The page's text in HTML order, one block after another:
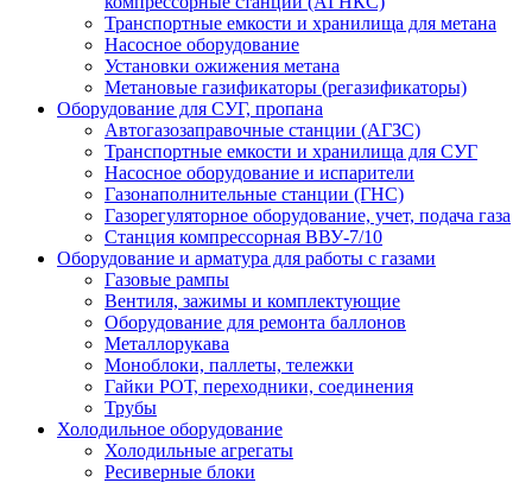
Транспортные емкости и хранилища для метана
Насосное оборудование
Установки ожижения метана
Метановые газификаторы (регазификаторы)
Оборудование для СУГ, пропана
Автогазозаправочные станции (АГЗС)
Транспортные емкости и хранилища для СУГ
Насосное оборудование и испарители
Газонаполнительные станции (ГНС)
Газорегуляторное оборудование, учет, подача газа
Станция компрессорная ВВУ-7/10
Оборудование и арматура для работы с газами
Газовые рампы
Вентиля, зажимы и комплектующие
Оборудование для ремонта баллонов
Металлорукава
Моноблоки, паллеты, тележки
Гайки РОТ, переходники, соединения
Трубы
Холодильное оборудование
Холодильные агрегаты
Ресиверные блоки